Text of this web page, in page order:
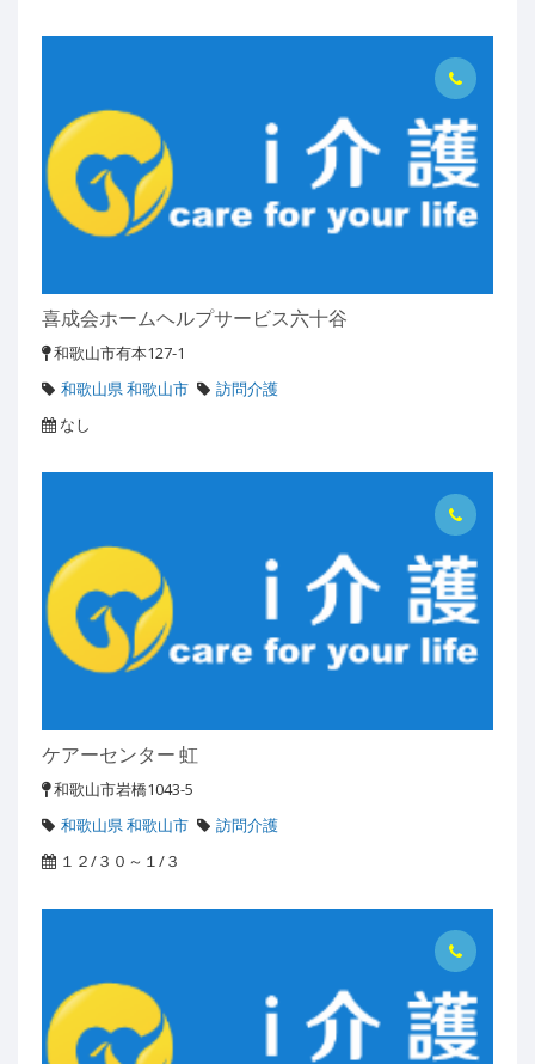
喜成会ホームヘルプサービス六十谷
和歌山市有本127-1
和歌山県 和歌山市
訪問介護
なし
ケアーセンター 虹
和歌山市岩橋1043-5
和歌山県 和歌山市
訪問介護
１２/３０～１/３